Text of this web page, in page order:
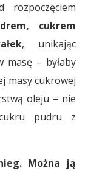
rozpoczęciem
cukrem
, unikając
masę – byłaby
masy cukrowej
oleju – nie
pudru z
Można ją